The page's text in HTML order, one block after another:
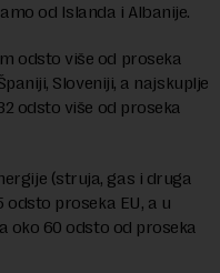
od Islanda i Albanije.
odsto više od proseka
Sloveniji, a najskuplje
odsto više od proseka
(struja, gas i druga
odsto proseka EU, a u
oko 60 odsto od proseka